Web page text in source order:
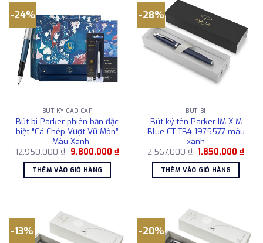
-24%
BÚT KÝ CAO CẤP
Bút bi Parker phiên bản đặc
biệt “Cá Chép Vượt Vũ Môn”
– Màu Xanh
12.950.000₫ Giá
là:
12.950.000 ₫.
9.800.000 ₫Giá
hiện
9.800.000 ₫.
THÊM VÀO GIỎ HÀNG
-28%
BÚT BI
Bút ký tên Parker IM X M
Blue CT TB4 1975577 màu
xanh
2.567.000₫ Giá
là:
2.567.000 ₫.
1.850.000₫Giá
hiện
THÊM VÀO GIỎ HÀNG
-13% -20%